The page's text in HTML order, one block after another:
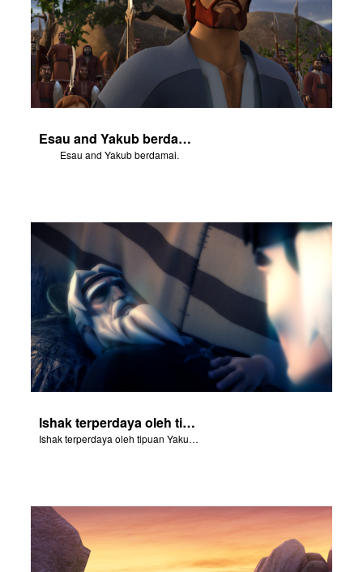
Esau and Yakub berdamai.
Esau and Yakub berdamai.
Ishak terperdaya oleh tipuan Yakub dan memberkatinya.
Ishak terperdaya oleh tipuan Yakub dan memberkatinya.